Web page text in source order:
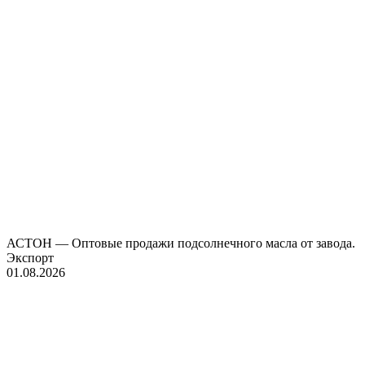
АСТОН — Оптовые продажи подсолнечного масла от завода.
Экспорт
01.08.2026